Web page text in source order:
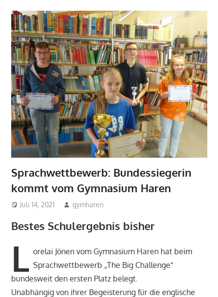
Sprachwettbewerb: Bundessiegerin
kommt vom Gymnasium Haren
Juli 14, 2021 gymharen
Pressespiegel
Bestes Schulergebnis bisher
L orelai Jönen vom Gymnasium Haren hat beim
Sprachwettbewerb „The Big Challenge“
bundesweit den ersten Platz belegt.
Unabhängig von ihrer Begeisterung für die englische